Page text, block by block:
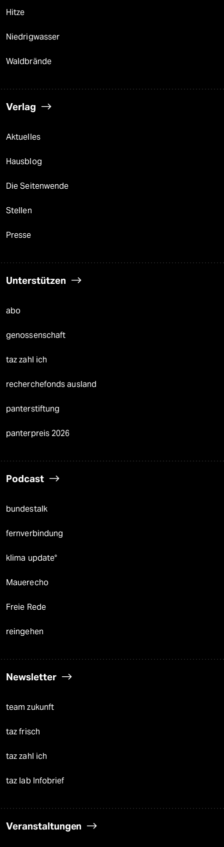
Hitze
Niedrigwasser
Waldbrände
Verlag
Aktuelles
Hausblog
Die Seitenwende
Stellen
Presse
Unterstützen
abo
genossenschaft
taz zahl ich
recherchefonds ausland
panterstiftung
panterpreis 2026
Podcast
bundestalk
fernverbindung
klima update°
Mauerecho
Freie Rede
reingehen
Newsletter
team zukunft
taz frisch
taz zahl ich
taz lab Infobrief
Veranstaltungen